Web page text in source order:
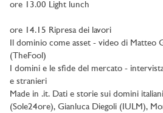
ore 13.00 Light lunch
ore 14.15 Ripresa dei lavori
Il dominio come asset - video di Matteo
(TheFool)
I domini e le sfide del mercato -
e stranieri
Made in .it. Dati e storie sui domini
(Sole24ore), Gianluca Diegoli (IULM),